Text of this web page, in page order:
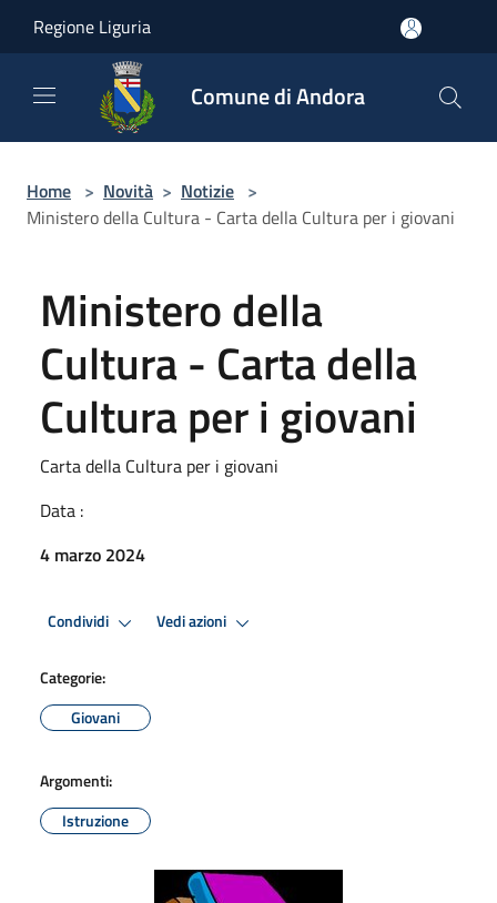
Regione Liguria
Comune di Andora
Home > Novità > Notizie >
Ministero della Cultura - Carta della Cultura per i giovani
Ministero della
Cultura - Carta della
Cultura per i giovani
Carta della Cultura per i giovani
Data :
4 marzo 2024
Condividi Vedi azioni
Categorie:
Giovani
Argomenti:
Istruzione